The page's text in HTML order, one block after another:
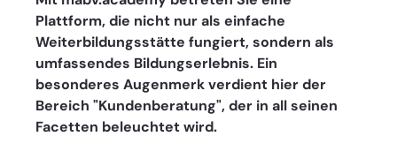
Plattform, die nicht nur als einfache
Weiterbildungsstätte fungiert, sondern als
umfassendes Bildungserlebnis. Ein
besonderes Augenmerk verdient hier der
Bereich "Kundenberatung", der in all seinen
Facetten beleuchtet wird.